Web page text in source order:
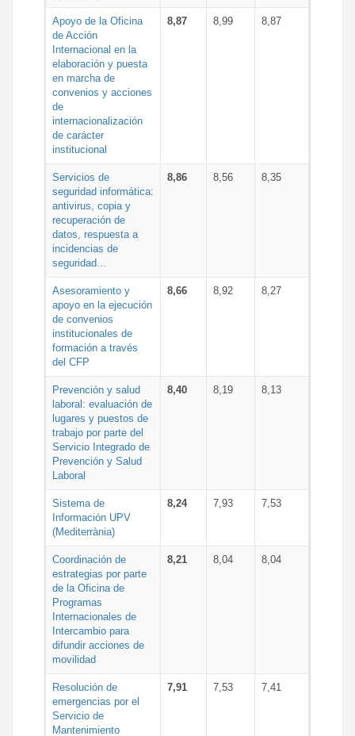
Apoyo de la Oficina
de Acción
Internacional en la
elaboración y puesta
en marcha de
convenios y acciones
de
internacionalización
de carácter
institucional
8,87 8,99 8,87
Servicios de
seguridad informática:
antivirus, copia y
recuperación de
datos, respuesta a
incidencias de
seguridad...
8,86 8,56 8,35
Asesoramiento y
apoyo en la ejecución
de convenios
institucionales de
formación a través
del CFP
8,66 8,92 8,27
Prevención y salud
laboral: evaluación de
lugares y puestos de
trabajo por parte del
Servicio Integrado de
Prevención y Salud
Laboral
8,40 8,19 8,13
Sistema de
Información UPV
(Mediterrània)
8,24 7,93 7,53
Coordinación de
estrategias por parte
de la Oficina de
Programas
Internacionales de
Intercambio para
difundir acciones de
movilidad
8,21 8,04 8,04
Resolución de
emergencias por el
Servicio de
Mantenimiento
7,91 7,53 7,41